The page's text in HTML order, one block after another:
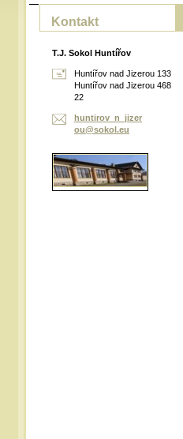
Kontakt
T.J. Sokol Huntířov
Huntířov nad Jizerou 133
Huntířov nad Jizerou 468
22
huntirov _n_jizer
ou@sokol .eu